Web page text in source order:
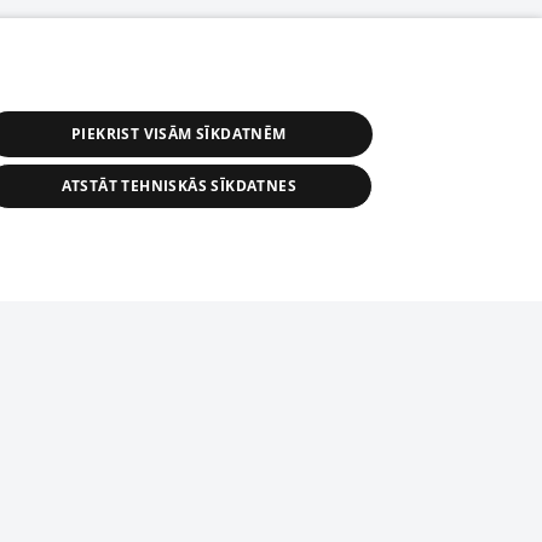
PIEKRIST VISĀM SĪKDATNĒM
ATSTĀT TEHNISKĀS SĪKDATNES